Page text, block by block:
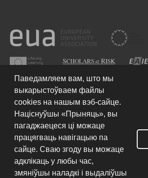
Умовы выкарыстання сайта © 2026 Еўрапейскі
ўніверсітэт
Разпрацоўка сайта:
Паведамляем вам, што мы
выкарыстоўваем файлы
cookies на нашым вэб-сайце.
Націснуўшы «Прыняць», вы
пагаджаецеся ці можаце
працягваць навігацыю па
сайце. Сваю згоду вы можаце
адклікаць у любы час,
змяніўшы наладкі і выдаліўшы